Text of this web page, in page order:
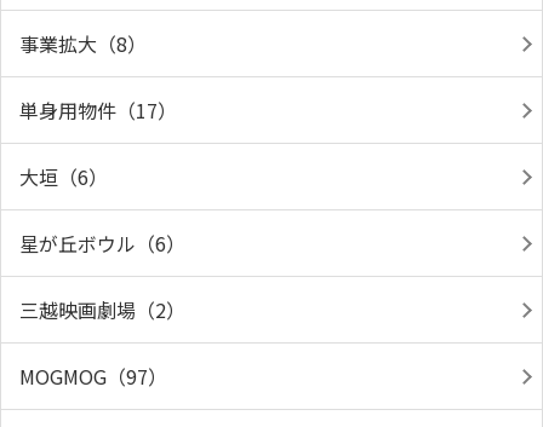
事業拡大（8）
単身用物件（17）
大垣（6）
星が丘ボウル（6）
三越映画劇場（2）
MOGMOG（97）